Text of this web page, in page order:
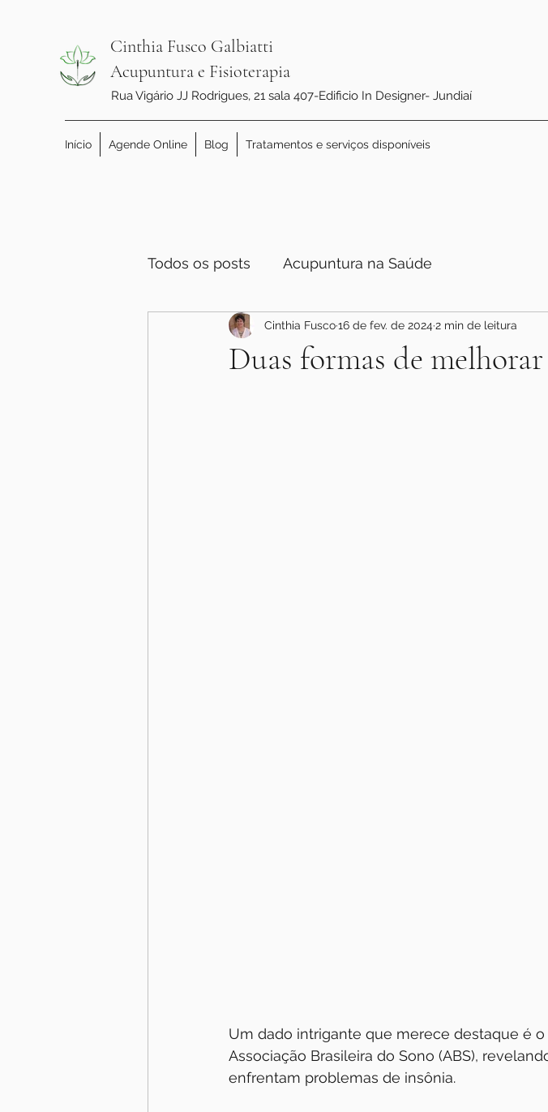
Cinthia Fusco Galbiatti
Acupuntura e Fisioterapia
Rua Vigário JJ Rodrigues, 21 sala 407-Edificio In Designer- Jundiaí
Início Agende Online Blog Tratamentos e serviços disponíveis
Todos os posts Acupuntura na Saúde
Duas formas de
Cinthia Fusco16 de fev. de 2024 2 min de leitura
Um dado intrigante que merece destaque é
Associação Brasileira do Sono (ABS),
enfrentam problemas de insônia.